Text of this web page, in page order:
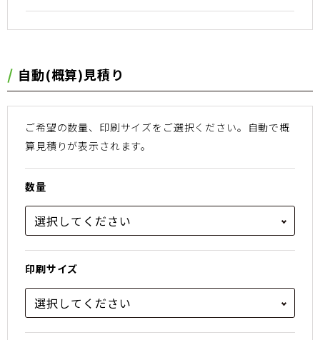
⾃動(概算)⾒積り
ご希望の数量、印刷サイズをご選択ください。 ⾃動で概
算⾒積りが表⽰されます。
数量
印刷サイズ